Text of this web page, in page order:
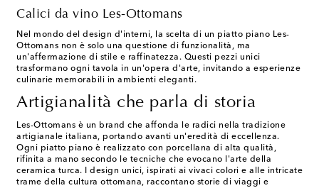
Calici da vino Les-Ottomans
Nel mondo del design d'interni, la scelta di un piatto piano Les-
Ottomans non è solo una questione di funzionalità, ma
un'affermazione di stile e raffinatezza. Questi pezzi unici
trasformano ogni tavola in un'opera d'arte, invitando a esperienze
culinarie memorabili in ambienti eleganti.
Artigianalità che parla di storia
Les-Ottomans è un brand che affonda le radici nella tradizione
artigianale italiana, portando avanti un'eredità di eccellenza.
Ogni piatto piano è realizzato con porcellana di alta qualità,
rifinita a mano secondo le tecniche che evocano l'arte della
ceramica turca. I design unici, ispirati ai vivaci colori e alle intricate
trame della cultura ottomana, raccontano storie di viaggi e